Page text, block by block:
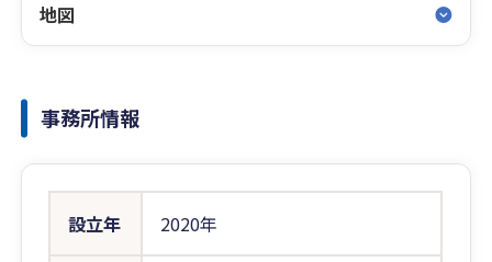
地図
事務所情報
設立年 2020年